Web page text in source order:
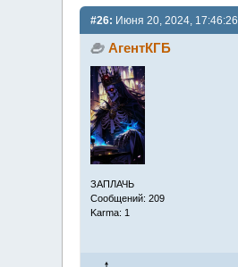
#26: Июня 20, 2024, 17:46:26
АгентКГБ
ЗАПЛАЧЬ
Сообщений: 209
Karma: 1